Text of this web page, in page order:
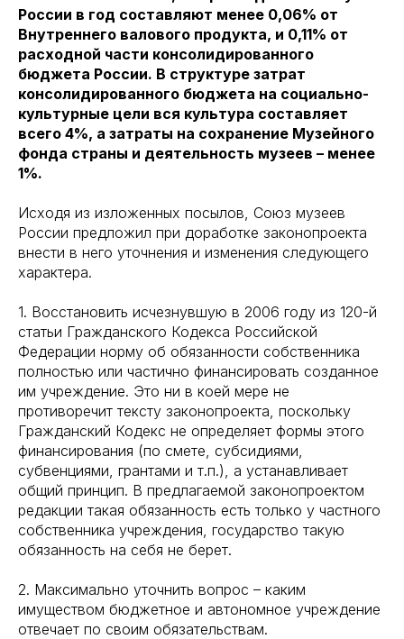
России в год составляют менее 0,06% от
Внутреннего валового продукта, и 0,11% от
расходной части консолидированного
бюджета России. В структуре затрат
консолидированного бюджета на социально-
культурные цели вся культура составляет
всего 4%, а затраты на сохранение Музейного
фонда страны и деятельность музеев – менее
1%.
Исходя из изложенных посылов, Союз музеев
России предложил при доработке законопроекта
внести в него уточнения и изменения следующего
характера.
1. Восстановить исчезнувшую в 2006 году из 120-й
статьи Гражданского Кодекса Российской
Федерации норму об обязанности собственника
полностью или частично финансировать созданное
им учреждение. Это ни в коей мере не
противоречит тексту законопроекта, поскольку
Гражданский Кодекс не определяет формы этого
финансирования (по смете, субсидиями,
субвенциями, грантами и т.п.), а устанавливает
общий принцип. В предлагаемой законопроектом
редакции такая обязанность есть только у частного
собственника учреждения, государство такую
обязанность на себя не берет.
2. Максимально уточнить вопрос – каким
имуществом бюджетное и автономное учреждение
отвечает по своим обязательствам.